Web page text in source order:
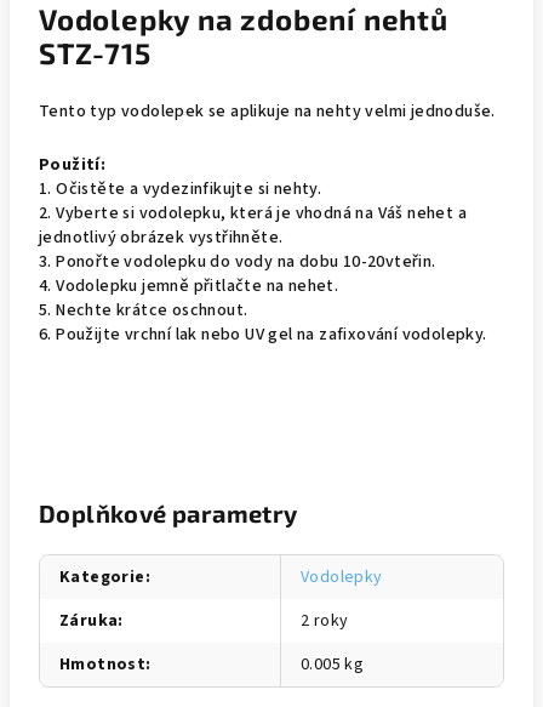
Vodolepky na zdobení nehtů
STZ-715
Tento typ vodolepek se aplikuje na nehty velmi jednoduše.
Použití:
1. Očistěte a vydezinfikujte si nehty.
2. Vyberte si vodolepku, která je vhodná na Váš nehet a
jednotlivý obrázek vystřihněte.
3. Ponořte vodolepku do vody na dobu 10-20vteřin.
4. Vodolepku jemně přitlačte na nehet.
5. Nechte krátce oschnout.
6. Použijte vrchní lak nebo UV gel na zafixování vodolepky.
Doplňkové parametry
Kategorie:
Vodolepky
Záruka:
2 roky
Hmotnost: 0.005 kg